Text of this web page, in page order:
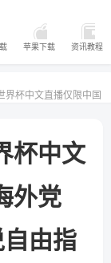
苹果下载 资讯教程
界杯中文直播仅限中国
杯中文
外党
由指